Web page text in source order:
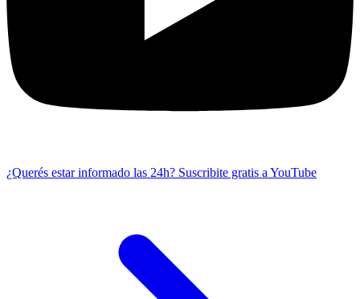
¿Querés estar informado las 24h? Suscribite gratis a YouTube